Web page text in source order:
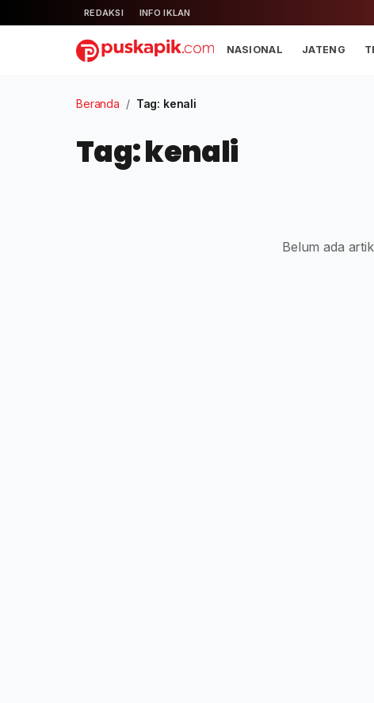
REDAKSI INFO IKLAN
NASIONAL JATENG
Beranda / Tag: kenali
Tag: kenali
Belum ada